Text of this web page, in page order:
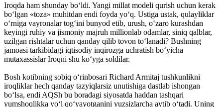
Iroqda ham shunday bo‘ldi. Yangi millat modeli qurish uchun kerak
bo‘lgan «toza» muhitdan endi foyda yo‘q. Ustiga ustak, qulayliklar
o‘rniga vayronalar tog‘ini bunyod etib, urush, o‘zaro kurashdan
keyingi ruhiy va jismoniy majruh millionlab odamlar, siniq qalblar,
uzilgan rishtalar uchun qanday qilib tovon to‘lanadi? Bushning
jamoasi tarkibidagi iqtisodiy inqirozga uchratish bo‘yicha
mutaxassislar Iroqni shu ko‘yga soldilar.
Bosh kotibning sobiq o‘rinbosari Richard Armitaj tushkunlikni
iroqliklar hech qanday tazyiq­larsiz unutishiga dastlab ishongan
bo‘lsa, endi AQSh bu boradagi siyosatda haddan tashqari
yumshoqlikka yo‘l qo‘yayotganini yuzsizlarcha aytib o‘tadi. Uning